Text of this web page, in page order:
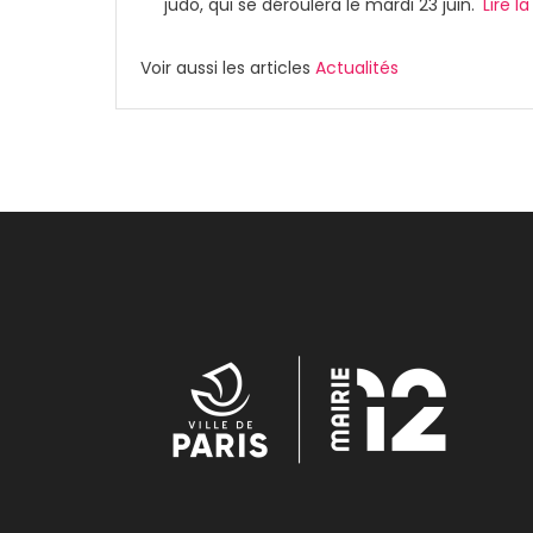
judo, qui se déroulera le mardi 23 juin. Lire
Voir aussi les articlesActualités